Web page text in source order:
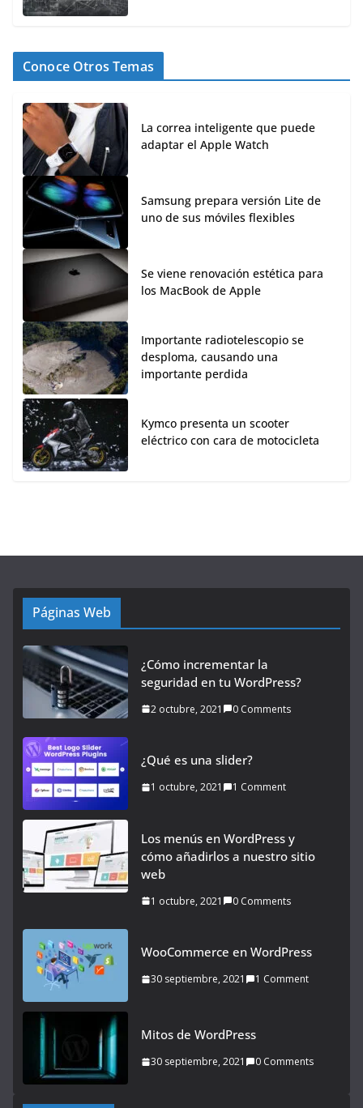
Conoce Otros Temas
La correa inteligente que puede
adaptar el Apple Watch
Samsung prepara versión Lite de
uno de sus móviles flexibles
Se viene renovación estética para
los MacBook de Apple
Importante radiotelescopio se
desploma, causando una
importante perdida
Kymco presenta un scooter
eléctrico con cara de motocicleta
Páginas Web
¿Cómo incrementar la
seguridad en tu WordPress?
2 octubre, 2021 0 Comments
¿Qué es una slider?
1 octubre, 2021 1 Comment
Los menús en WordPress y
cómo añadirlos a nuestro sitio
web
1 octubre, 2021 0 Comments
WooCommerce en WordPress
30 septiembre, 2021 1 Comment
Mitos de WordPress
30 septiembre, 2021 0 Comments